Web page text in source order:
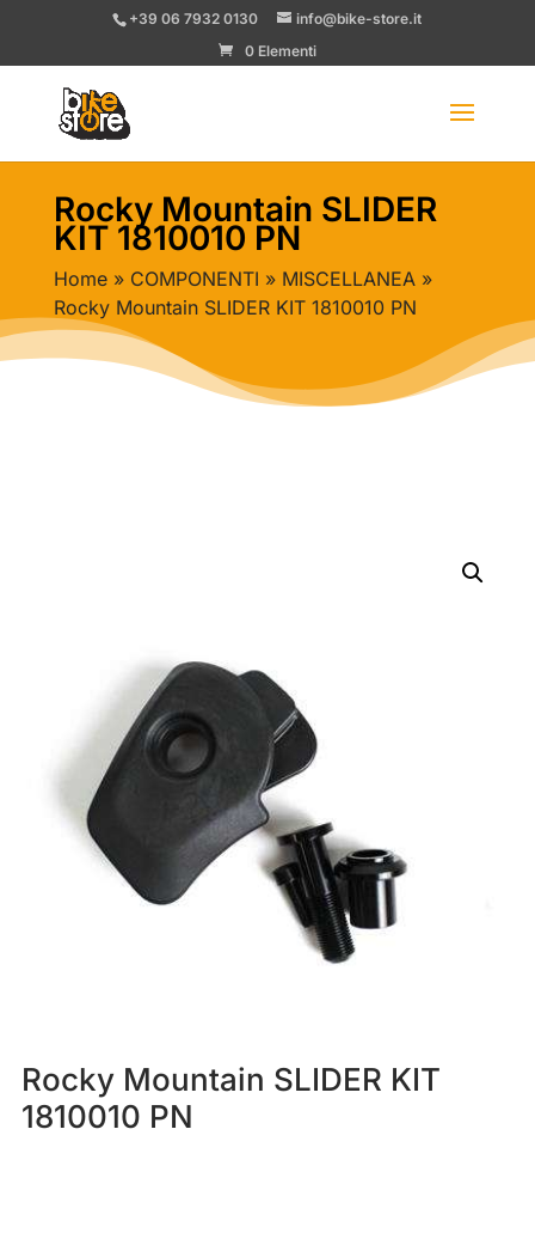
+39 06 7932 0130
info@bike-store.it
0 Elementi
Rocky Mountain SLIDER
KIT 1810010 PN
Home» COMPONENTI » MISCELLANEA»
Rocky Mountain SLIDER KIT 1810010 PN
Rocky Mountain SLIDER KIT
1810010 PN